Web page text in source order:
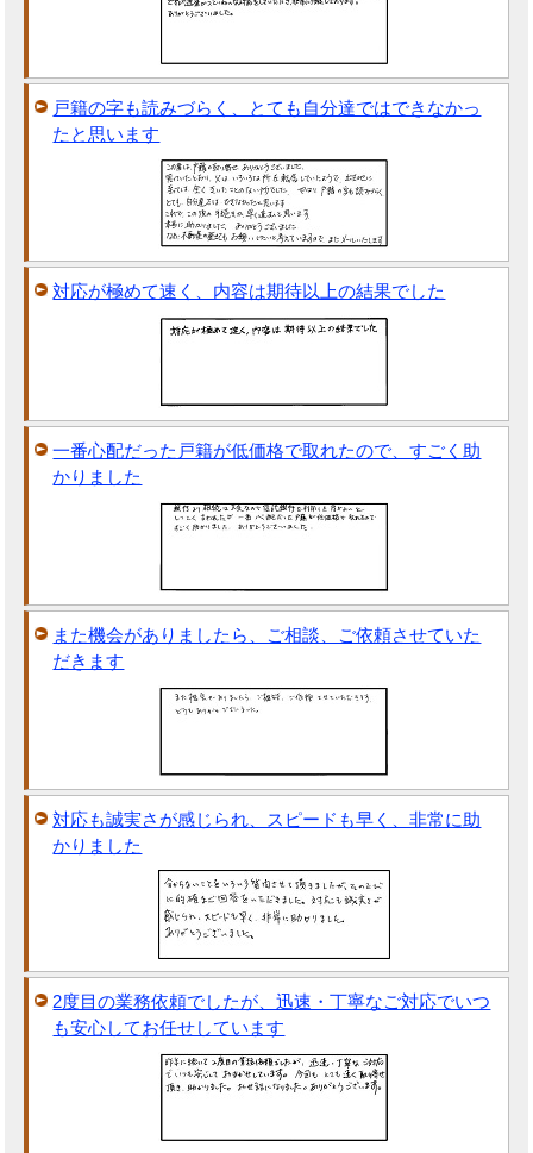
戸籍の字も読みづらく、とても自分達ではできなかっ
たと思います
対応が極めて速く、内容は期待以上の結果でした
一番心配だった戸籍が低価格で取れたので、すごく助
かりました
また機会がありましたら、ご相談、ご依頼させていた
だきます
対応も誠実さが感じられ、スピードも早く、非常に助
かりました
2度目の業務依頼でしたが、迅速・丁寧なご対応でいつ
も安心してお任せしています